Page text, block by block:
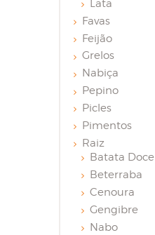
Lata
Favas
Feijão
Grelos
Nabiça
Pepino
Picles
Pimentos
Raiz
Batata Doce
Beterraba
Cenoura
Gengibre
Nabo